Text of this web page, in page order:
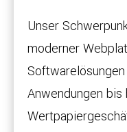
Unser
moderner
Anwendungen